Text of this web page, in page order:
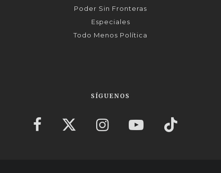
Poder Sin Fronteras
Especiales
Todo Menos Política
SÍGUENOS